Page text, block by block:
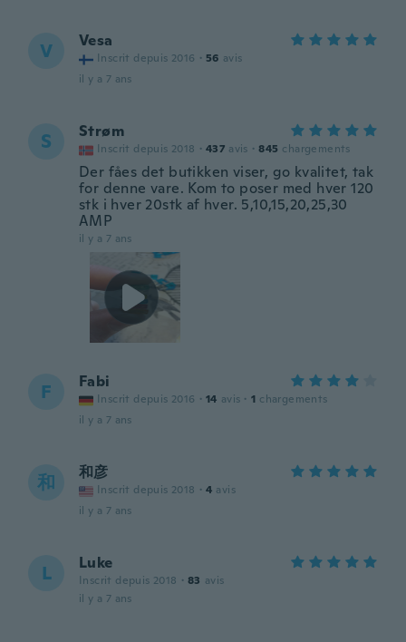
V Vesa
Inscrit depuis 2016 · 56 avis
il y a 7 ans
S Strøm
Inscrit depuis 2018 · 437 avis · 845 chargements
Der fåes det butikken viser, go kvalitet, tak
for denne vare. Kom to poser med hver 120
stk i hver 20stk af hver. 5,10,15,20,25,30
AMP
il y a 7 ans
F Fabi
Inscrit depuis 2016 · 14 avis · 1 chargements
il y a 7 ans
和 和彦
Inscrit depuis 2018 · 4 avis
il y a 7 ans
L Luke
Inscrit depuis 2018 · 83 avis
il y a 7 ans